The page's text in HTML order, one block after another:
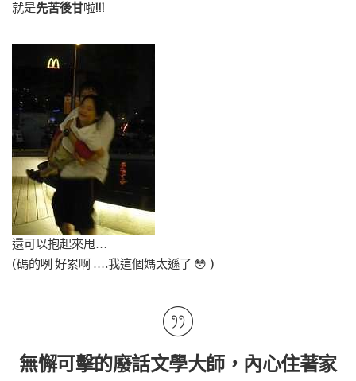
就是先苦後甘啦!!!
還可以抱起來甩…
(碼的咧 好累啊 ….我這個媽太遜了 😳 )
無懈可擊的廢話文學大師，內心住著家